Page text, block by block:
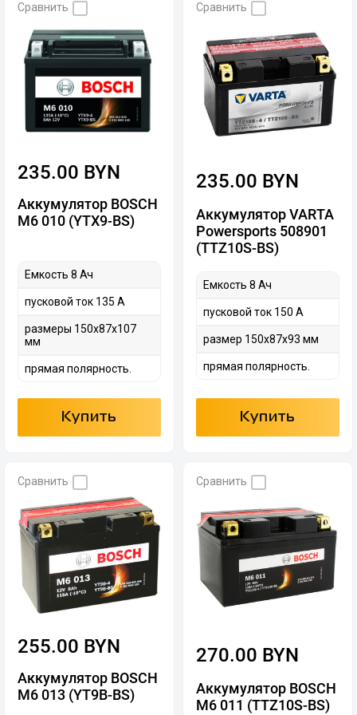
Сравнить
235.00 BYN
Аккумулятор BOSCH
M6 010 (YTX9-BS)
Емкость 8 Ач
пусковой ток 135 А
размеры 150x87x107
мм
прямая полярность.
Купить
Сравнить
235.00 BYN
Аккумулятор VARTA
Powersports 508901
(TTZ10S-BS)
Емкость 8 Ач
пусковой ток 150 А
размер 150х87х93 мм
прямая полярность.
Купить
Сравнить
255.00 BYN
Аккумулятор BOSCH
M6 013 (YT9B-BS)
Сравнить
270.00 BYN
Аккумулятор BOSCH
M6 011 (TTZ10S-BS)